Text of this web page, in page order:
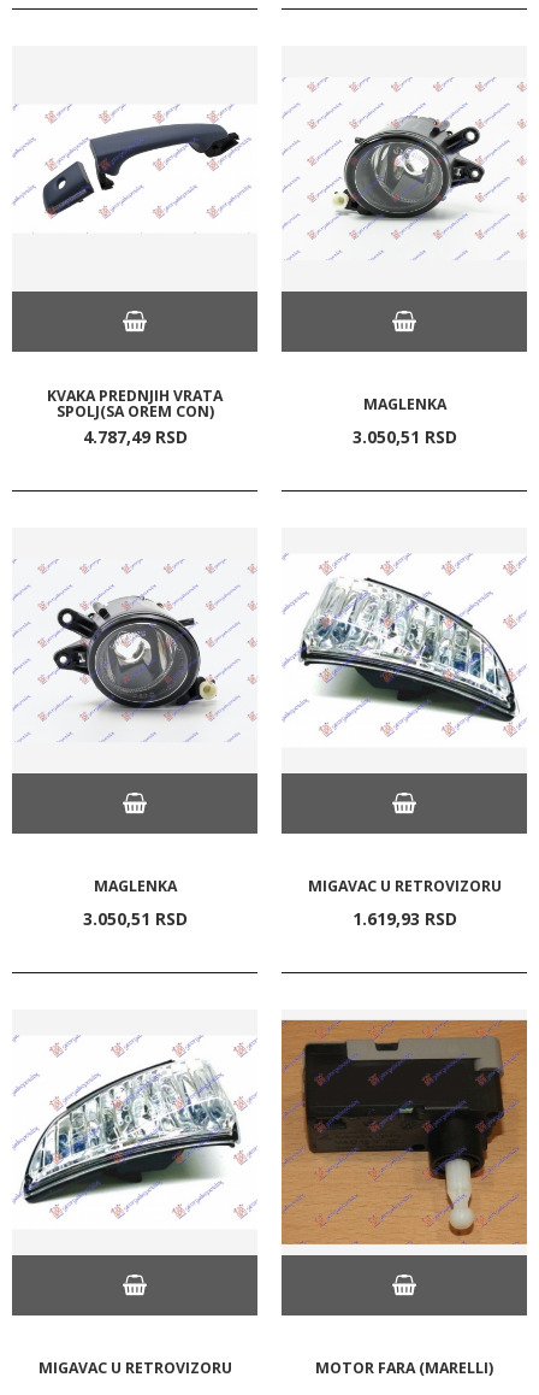
KVAKA PREDNJIH VRATA
SPOLJ(SA OREM CON)
4.787,49 RSD
MAGLENKA
3.050,51 RSD
MAGLENKA
3.050,51 RSD
MIGAVAC U RETROVIZORU
1.619,93 RSD
MIGAVAC U RETROVIZORU MOTOR FARA (MARELLI)